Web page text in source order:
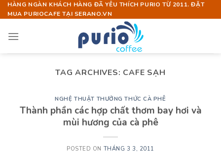
Skip
to
HÀNG NGÀN KHÁCH HÀNG ĐÃ YÊU THÍCH PURIO TỪ 2011. ĐẶT
MUA PURIOCAFE TẠI SERANO.VN
TAG ARCHIVES: CAFE SẠH
NGHỆ THUẬT THƯỞNG THỨC CÀ PHÊ
Thành phần các hợp chất thơm bay hơi và
mùi hương của cà phê
POSTED ON THÁNG 3 3, 2011